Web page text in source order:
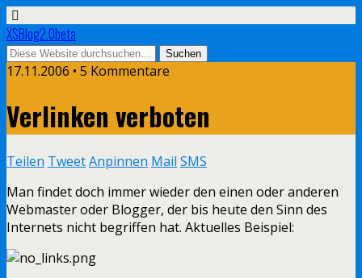
XSBlog2.0beta
17.11.2006 • 5 Kommentare
Verlinken verboten
Teilen TweetAnpinnen Mail SMS
Man findet doch immer wieder den einen oder anderen
Webmaster oder Blogger, der bis heute den Sinn des
Internets nicht begriffen hat. Aktuelles Beispiel: